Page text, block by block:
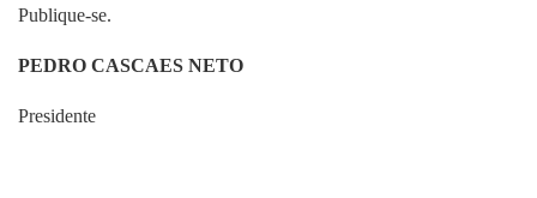
Publique-se.
PEDRO CASCAES NETO
Presidente